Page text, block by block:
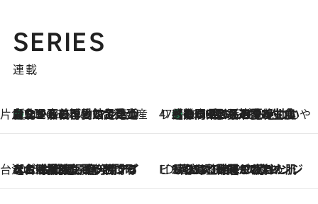
SERIES
連載
片倉真理のときめく台湾土産
2026.8.5
台北からちょっと足を延ばして嘉義へ！ マジョリカタイルの博物館で見つけたレトロ可愛い台湾土産 47都道府県の手みやげ ひんやりスイーツで夏を満喫
2026.8.5
【静岡県】この夏絶対食べたい 冷やしておいしいおやつ3選 お茶香る生食感のふるふるゼリー
台湾ぶらぶら食べ歩き
2026.8.4
【台湾夏旅】買い物するなら“台湾の原宿”西門町へ！ お土産も自分用アイテムも揃うショッピングスポット8選 ビューティいいもの集め EDITORS' BEST
2026.8.3
“落とす”時間が“癒やし”に。THREEのクレンジングは、酷暑で疲れた肌も心も整えてくれる！